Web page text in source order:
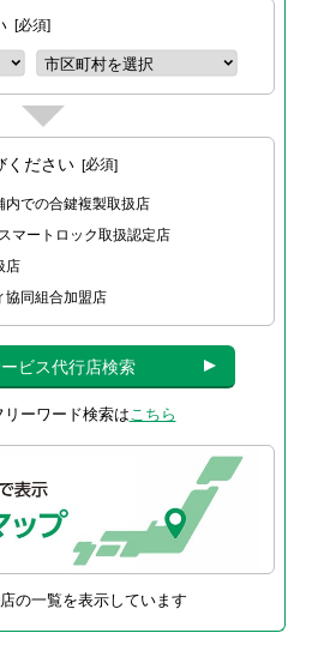
必須
ください 必須
内での合鍵複製取扱店
スマートロック取扱認定店
店
協同組合加盟店
ビス代行店検索
ーワード検索はこちら
の一覧を表示しています